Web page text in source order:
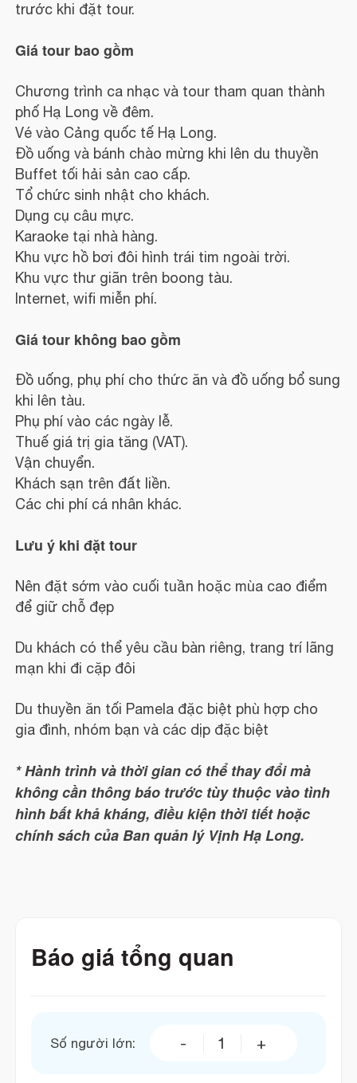
trước khi đặt tour.
Giá tour bao gồm
Chương trình ca nhạc và tour tham quan thành
phố Hạ Long về đêm.
Vé vào Cảng quốc tế Hạ Long.
Đồ uống và bánh chào mừng khi lên du thuyền
Buffet tối hải sản cao cấp.
Tổ chức sinh nhật cho khách.
Dụng cụ câu mực.
Karaoke tại nhà hàng.
Khu vực hồ bơi đôi hình trái tim ngoài trời.
Khu vực thư giãn trên boong tàu.
Internet, wifi miễn phí.
Giá tour không bao gồm
Đồ uống, phụ phí cho thức ăn và đồ uống bổ sung
khi lên tàu.
Phụ phí vào các ngày lễ.
Thuế giá trị gia tăng (VAT).
Vận chuyển.
Khách sạn trên đất liền.
Các chi phí cá nhân khác.
Lưu ý khi đặt tour
Nên đặt sớm vào cuối tuần hoặc mùa cao điểm
để giữ chỗ đẹp
Du khách có thể yêu cầu bàn riêng, trang trí lãng
mạn khi đi cặp đôi
Du thuyền ăn tối Pamela đặc biệt phù hợp cho
gia đình, nhóm bạn và các dịp đặc biệt
* Hành trình và thời gian có thể thay đổi mà
không cần thông báo trước tùy thuộc vào tình
hình bất khả kháng, điều kiện thời tiết hoặc
chính sách của Ban quản lý Vịnh Hạ Long.
Báo giá tổng quan
Số người lớn: Du thuyền ăn tối Pamela